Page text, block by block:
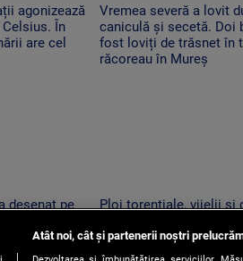
agonizează
Celsius. În
are cel
Vremea severă a lovit
caniculă și secetă. Doi
fost loviți de trăsnet în
răcoreau în Mureș
desenat pe
în Argeș
Ploi torențiale, vijelii și
care se schimbă
Atât noi, cât și partenerii noștri